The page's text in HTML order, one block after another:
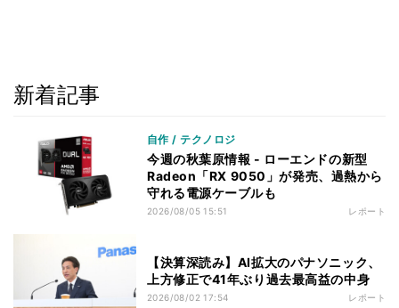
新着記事
自作 / テクノロジ
今週の秋葉原情報 - ローエンドの新型
Radeon「RX 9050」が発売、過熱から
守れる電源ケーブルも
2026/08/05 15:51 レポート
【決算深読み】AI拡大のパナソニック、
上方修正で41年ぶり過去最高益の中身
2026/08/02 17:54 レポート